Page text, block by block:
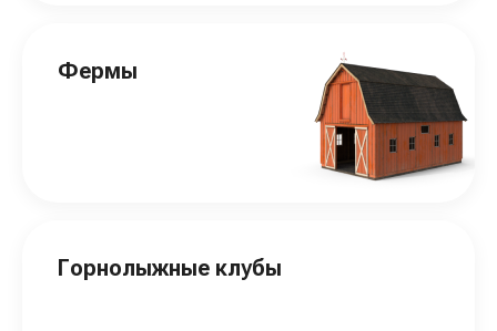
Фермы
Горнолыжные клубы